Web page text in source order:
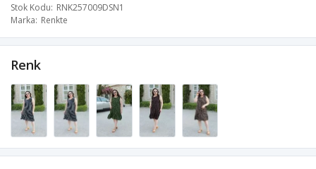
Stok Kodu RNK257009DSN1
Marka Renkte
Renk